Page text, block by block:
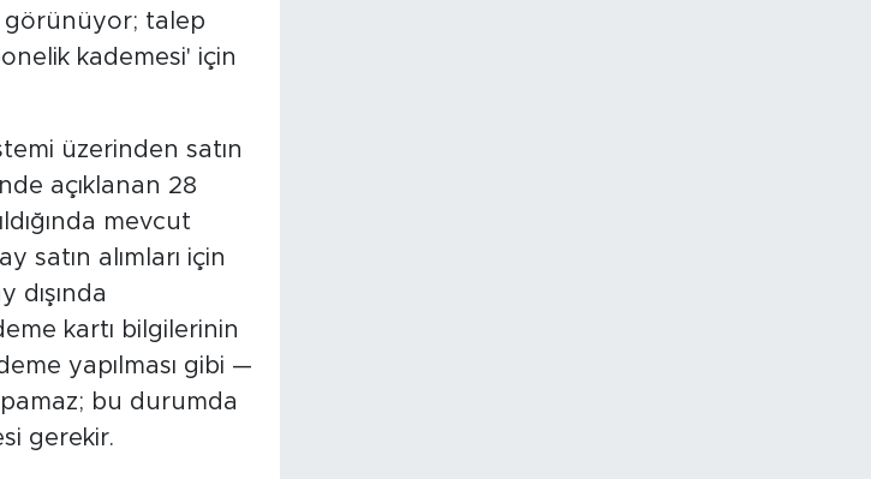
görünüyor; talep
kademesi' için
üzerinden satın
açıklanan 28
mevcut
satın alımları için
dışında
kartı bilgilerinin
yapılması gibi —
bu durumda
gerekir.